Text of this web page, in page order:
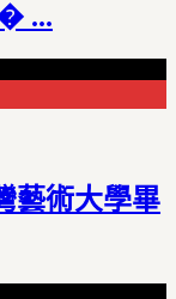
...
藝術大學畢